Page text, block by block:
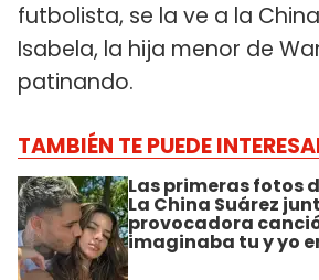
futbolista, se la ve a la
Isabela, la hija menor de
patinando.
TAMBIÉN TE PUEDE
Las primeras fotos
La China Suárez
provocadora
imaginaba tu y yo